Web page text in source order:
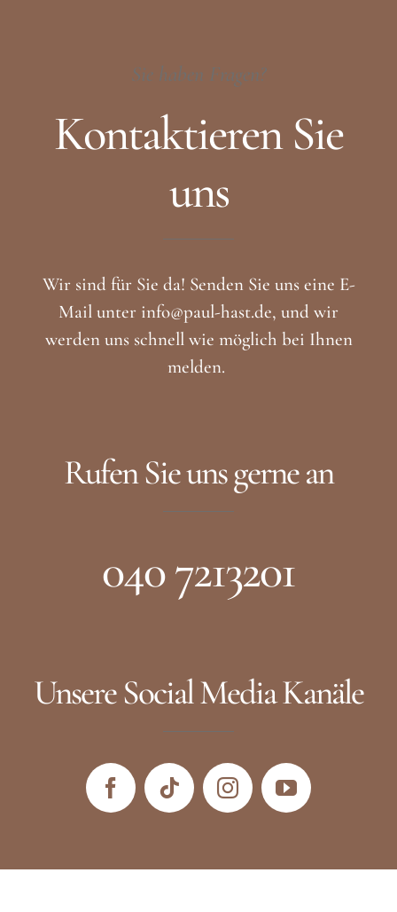
Sie haben Fragen?
Kontaktieren Sie
uns
Wir sind für Sie da! Senden Sie uns eine E-
Mail unter info@paul-hast.de, und wir
werden uns schnell wie möglich bei Ihnen
melden.
Rufen Sie uns gerne an
040 7213201
Unsere Social Media Kanäle